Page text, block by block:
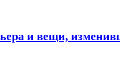
и вещи,